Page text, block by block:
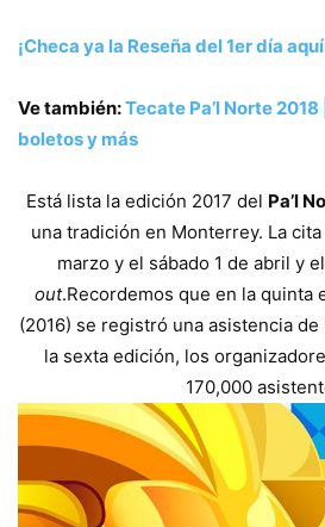
¡Checa ya la Reseña del 1er día
Ve también:Tecate Pa’l Norte
boletos y más
Está lista la edición 2017 del Pa’l
una tradición en Monterrey. La
marzo y el sábado 1 de abril y
out.Recordemos que en la quinta
(2016) se registró una asistencia
la sexta edición, los
170,000